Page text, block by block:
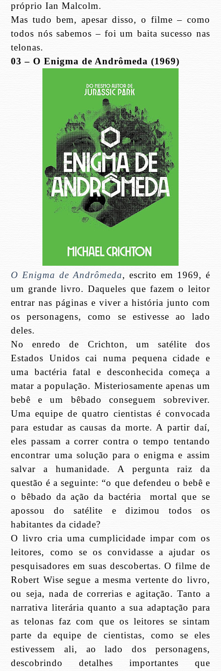
próprio Ian Malcolm.
Mas tudo bem, apesar disso, o filme – como
todos nós sabemos – foi um baita sucesso nas
telonas.
03 – O Enigma de Andrômeda (1969)
O Enigma de Andrômeda, escrito em 1969, é
um grande livro. Daqueles que fazem o leitor
entrar nas páginas e viver a história junto com
os personagens, como se estivesse ao lado
deles.
No enredo de Crichton, um satélite dos
Estados Unidos cai numa pequena cidade e
uma bactéria fatal e desconhecida começa a
matar a população. Misteriosamente apenas um
bebê e um bêbado conseguem sobreviver.
Uma equipe de quatro cientistas é convocada
para estudar as causas da morte. A partir daí,
eles passam a correr contra o tempo tentando
encontrar uma solução para o enigma e assim
salvar a humanidade. A pergunta raiz da
questão é a seguinte: “o que defendeu o bebê e
o bêbado da ação da bactéria
mortal que se
apossou do satélite e dizimou todos os
habitantes da cidade?
O livro cria uma cumplicidade impar com os
leitores, como se os convidasse a ajudar os
pesquisadores em suas descobertas. O filme de
Robert Wise segue a mesma vertente do livro,
ou seja, nada de correrias e agitação. Tanto a
narrativa literária quanto a sua adaptação para
as telonas faz com que os leitores se sintam
parte da equipe de cientistas, como se eles
estivessem ali, ao lado dos personagens,
descobrindo detalhes importantes que